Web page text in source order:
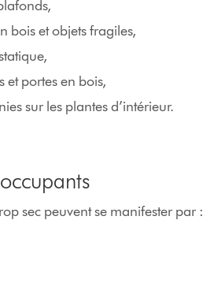
bois et objets fragiles,
et portes en bois,
sur les plantes d’intérieur.
sec peuvent se manifester par :